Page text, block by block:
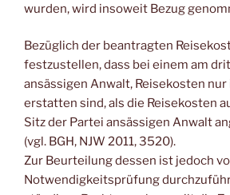
wurden, wird insoweit Bezug
Bezüglich der beantragten
festzustellen, dass bei einem am
ansässigen Anwalt, Reisekosten
erstatten sind, als die Reisekosten
Sitz der Partei ansässigen Anwalt
(vgl. BGH, NJW 2011, 3520).
Zur Beurteilung dessen ist jedoch
Notwendigkeitsprüfung